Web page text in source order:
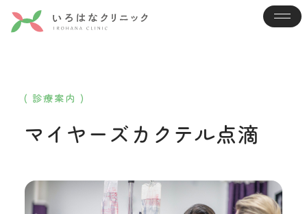
( 診療案内 )
マイヤーズカクテル点滴